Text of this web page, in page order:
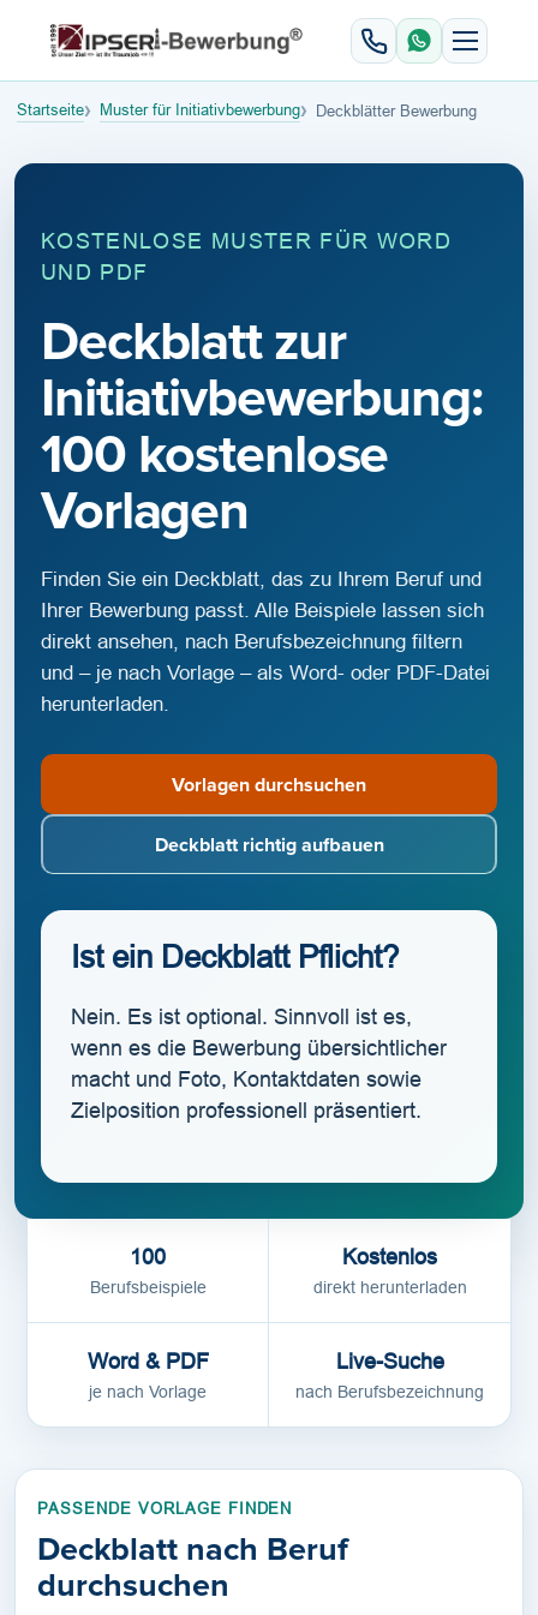
Startseite Muster für Initiativbewerbung Deckblätter Bewerbung
KOSTENLOSE MUSTER FÜR WORD
UND PDF
Deckblatt zur
Initiativbewerbung:
100 kostenlose
Vorlagen
Finden Sie ein Deckblatt, das zu Ihrem Beruf und
Ihrer Bewerbung passt. Alle Beispiele lassen sich
direkt ansehen, nach Berufsbezeichnung filtern
und – je nach Vorlage – als Word- oder PDF-Datei
herunterladen.
Vorlagen durchsuchen
Deckblatt richtig aufbauen
Ist ein Deckblatt Pflicht?
Nein. Es ist optional. Sinnvoll ist es,
wenn es die Bewerbung übersichtlicher
macht und Foto, Kontaktdaten sowie
Zielposition professionell präsentiert.
100
Berufsbeispiele
Kostenlos
direkt herunterladen
Word & PDF
je nach Vorlage
Live-Suche
nach Berufsbezeichnung
PASSENDE VORLAGE FINDEN
Deckblatt nach Beruf
durchsuchen